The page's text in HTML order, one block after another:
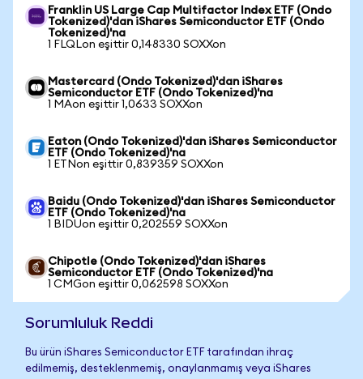
Franklin US Large Cap Multifactor Index ETF (Ondo
Tokenized)'dan iShares Semiconductor ETF (Ondo
Tokenized)'na
1 FLQLon eşittir 0,148330 SOXXon
Mastercard (Ondo Tokenized)'dan iShares
Semiconductor ETF (Ondo Tokenized)'na
1 MAon eşittir 1,0633 SOXXon
Eaton (Ondo Tokenized)'dan iShares Semiconductor
ETF (Ondo Tokenized)'na
1 ETNon eşittir 0,839359 SOXXon
Baidu (Ondo Tokenized)'dan iShares Semiconductor
ETF (Ondo Tokenized)'na
1 BIDUon eşittir 0,202559 SOXXon
Chipotle (Ondo Tokenized)'dan iShares
Semiconductor ETF (Ondo Tokenized)'na
1 CMGon eşittir 0,062598 SOXXon
Sorumluluk Reddi
Bu ürün iShares Semiconductor ETF tarafından ihraç
edilmemiş, desteklenmemiş, onaylanmamış veya iShares